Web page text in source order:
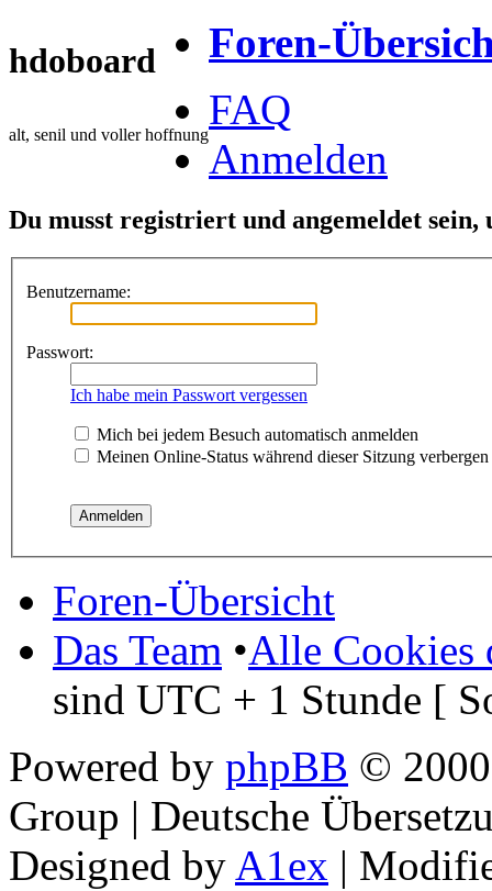
hdoboard
alt, senil und voller hoffnung
Foren-
FAQ
Anmelden
Du musst registriert und angemeldet
Benutzername:
Passwort:
Ich habe mein Passwort vergessen
Mich bei jedem Besuch automatisch anmelden
Meinen Online-Status während dieser Sitzung verbergen
Foren-Übersicht
Das Team •Alle Cookies
sind UTC + 1 Stunde [
Powered by phpBB ©
Group | Deutsche
Designed by A1ex |